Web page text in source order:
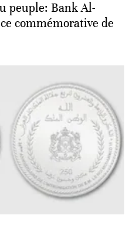
peuple: Bank Al-
commémorative de